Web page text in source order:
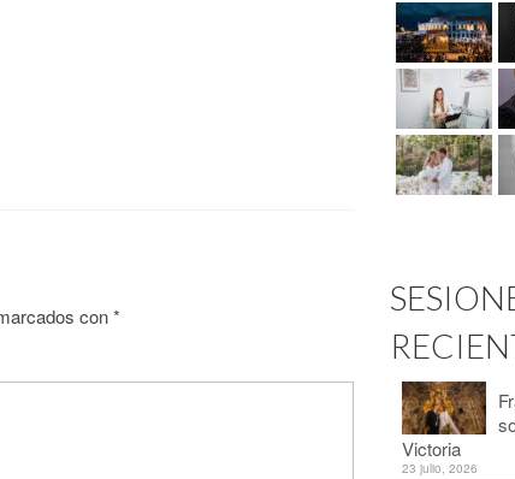
con*
Victoria
23 julio, 2026